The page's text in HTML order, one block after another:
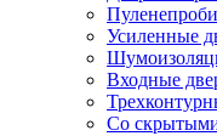
Усиленные
Входные
Со